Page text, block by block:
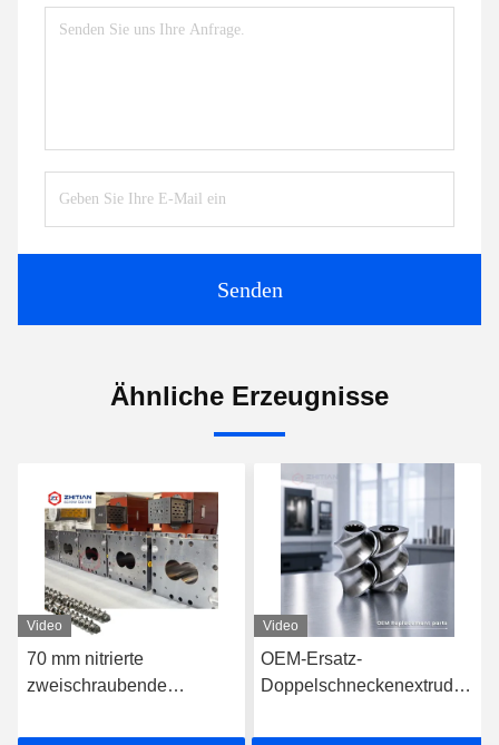
Senden
Ähnliche Erzeugnisse
Video
70 mm nitrierte
zweischraubende
stabilen
Video
OEM-Ersatz-
Doppelschneckenextruder-
globale Extrusionssysteme